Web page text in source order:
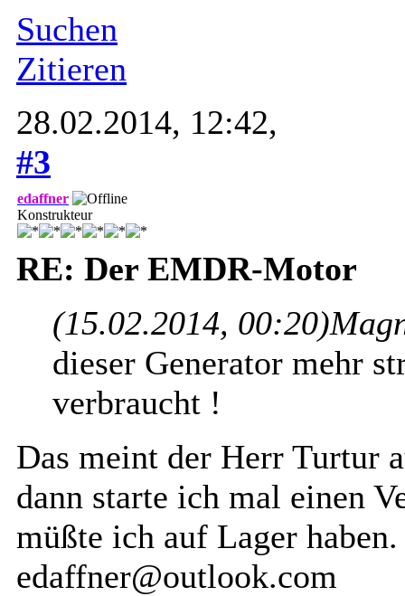
Suchen
Zitieren
28.02.2014, 12:42,
#3
edaffner
Konstrukteur
RE: Der EMDR-Motor
(15.02.2014, 00:20)
dieser Generator mehr
verbraucht !
Das meint der Herr Turtur
dann starte ich mal einen
müßte ich auf Lager haben.
edaffner@outlook.com